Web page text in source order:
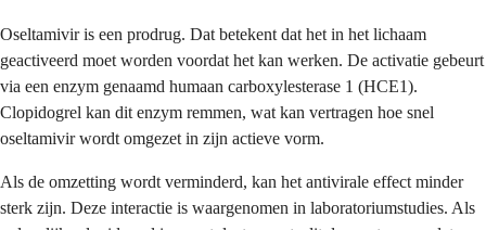
Oseltamivir is een prodrug. Dat betekent dat het in het lichaam
geactiveerd moet worden voordat het kan werken. De activatie gebeurt
via een enzym genaamd humaan carboxylesterase 1 (HCE1).
Clopidogrel kan dit enzym remmen, wat kan vertragen hoe snel
oseltamivir wordt omgezet in zijn actieve vorm.
Als de omzetting wordt verminderd, kan het antivirale effect minder
sterk zijn. Deze interactie is waargenomen in laboratoriumstudies. Als